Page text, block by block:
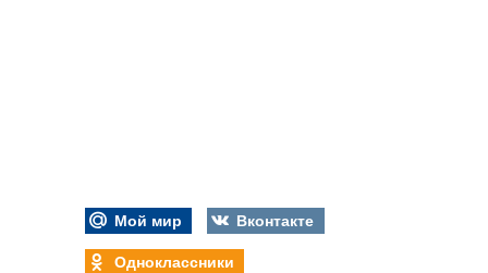
Мой мир
Вконтакте
Одноклассники